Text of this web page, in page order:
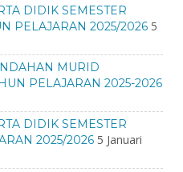
DIDIK SEMESTER
PELAJARAN 2025/2026 5
MURID
PELAJARAN 2025-2026
DIDIK SEMESTER
2025/2026 5 Januari